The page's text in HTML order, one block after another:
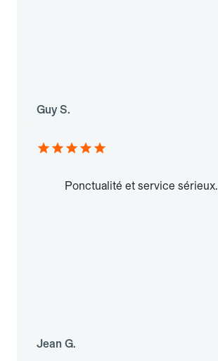
Guy S.
Ponctualité et service sérieux.
Jean G.